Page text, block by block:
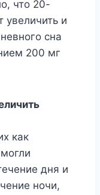
что 20-
и
сна
200 мг
как
дня и
ночи,